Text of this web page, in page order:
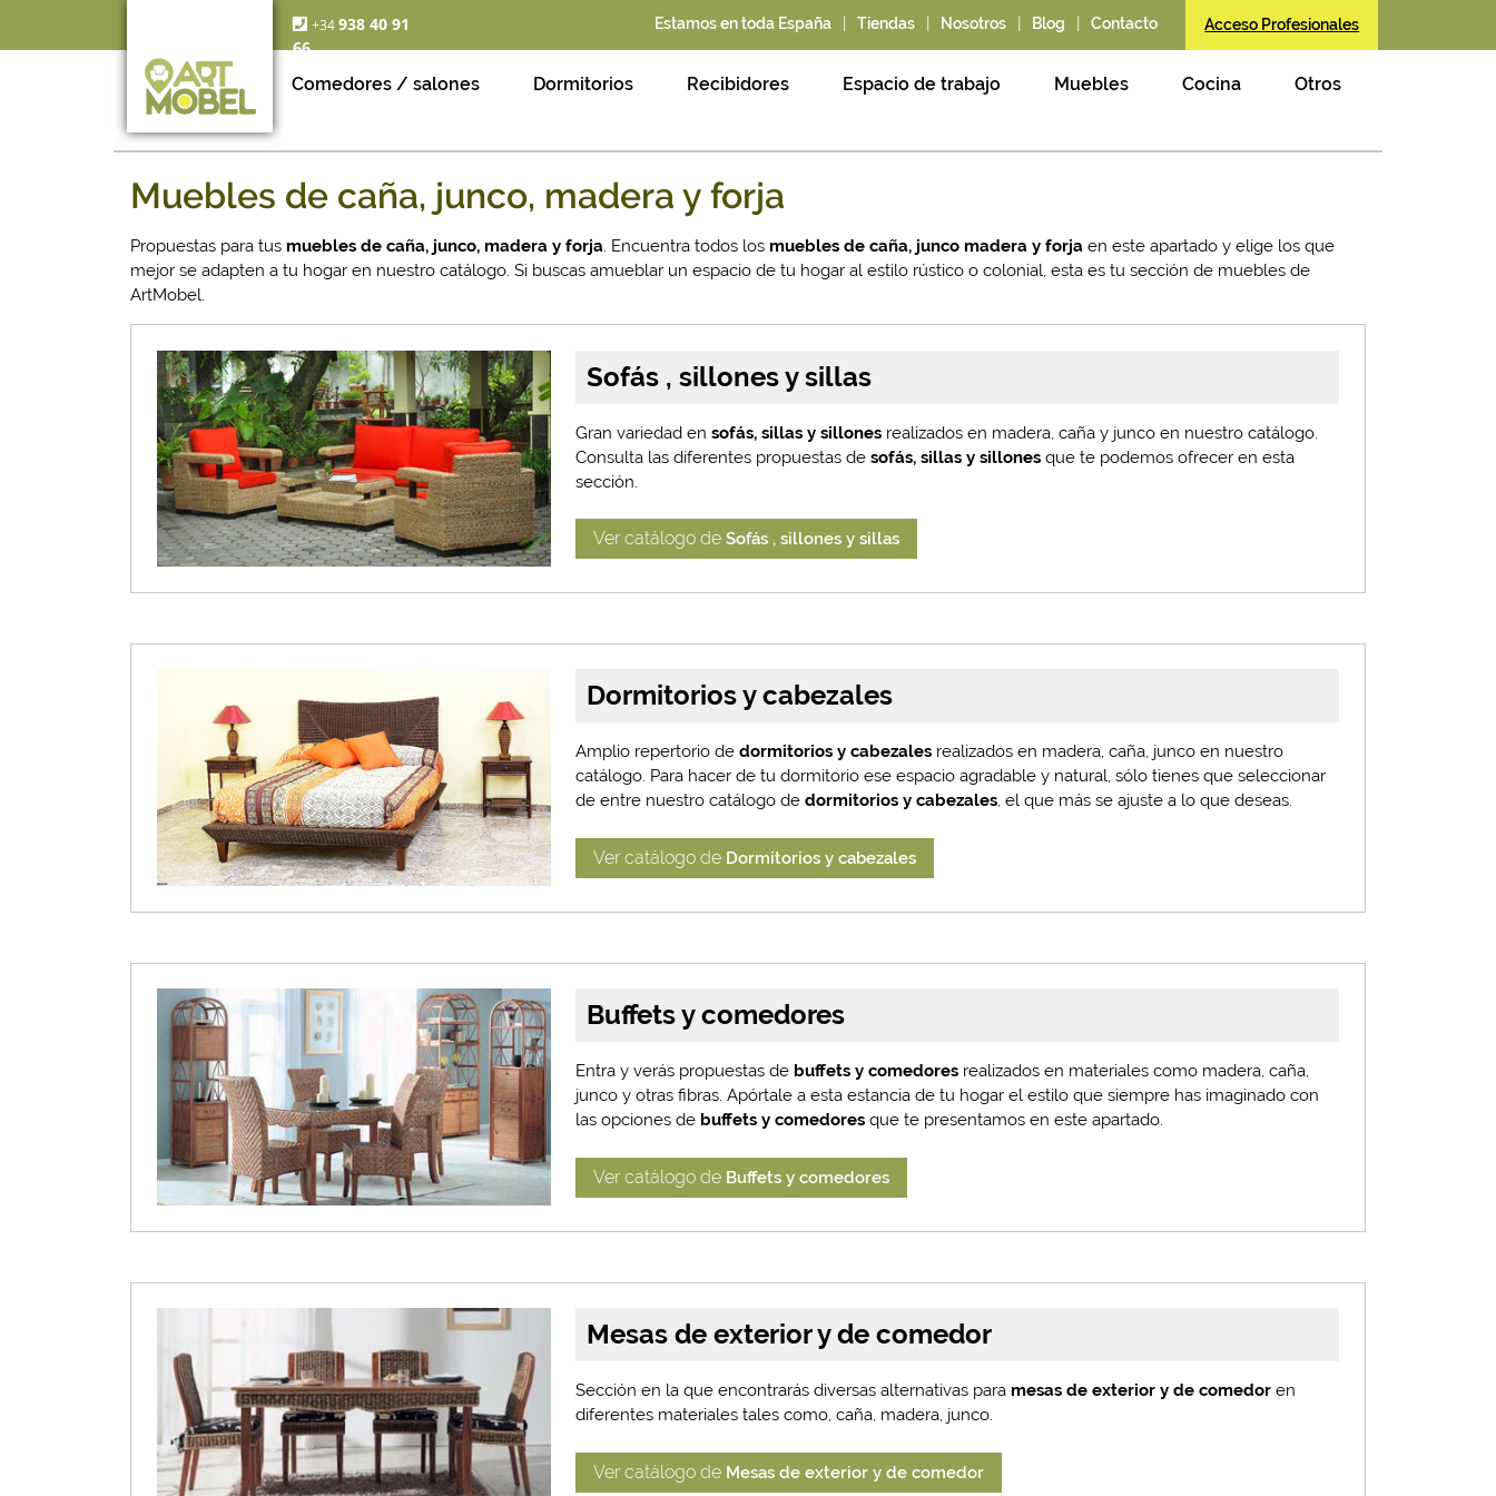
+34938 40 91
66
Estamos en toda España Tiendas Nosotros Blog Contacto Acceso Profesionales
Comedores / salones Dormitorios Recibidores Espacio de trabajo Muebles Cocina Otros
Muebles de caña, junco, madera y forja
Propuestas para tus muebles de caña, junco, madera y forja. Encuentra todos los muebles de caña, junco madera y forja en este apartado y elige los que
mejor se adapten a tu hogar en nuestro catálogo. Si buscas amueblar un espacio de tu hogar al estilo rústico o colonial, esta es tu sección de muebles de
ArtMobel.
Sofás , sillones y sillas
Gran variedad ensofás, sillas y sillones realizados en madera, caña y junco en nuestro catálogo.
Consulta las diferentes propuestas desofás, sillas y sillones que te podemos ofrecer en esta
sección.
Ver catálogo deSofás , sillones y sillas
Dormitorios y cabezales
Amplio repertorio dedormitorios y cabezales realizados en madera, caña, junco en nuestro
catálogo. Para hacer de tu dormitorio ese espacio agradable y natural, sólo tienes que seleccionar
de entre nuestro catálogo dedormitorios y cabezales, el que más se ajuste a lo que deseas.
Ver catálogo de Dormitorios y cabezales
Buffets y comedores
Entra y verás propuestas de buffets y comedores realizados en materiales como madera, caña,
junco y otras fibras. Apórtale a esta estancia de tu hogar el estilo que siempre has imaginado con
las opciones de buffets y comedores que te presentamos en este apartado.
Ver catálogo de Buffets y comedores
Mesas de exterior y de comedor
Sección en la que encontrarás diversas alternativas para mesas de exterior y de comedor en
diferentes materiales tales como, caña, madera, junco.
Ver catálogo de Mesas de exterior y de comedor